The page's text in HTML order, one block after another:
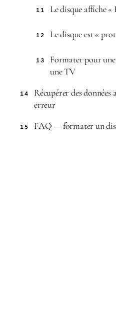
11 Le disque affiche «
12 Le disque est «
13
Formater pour
une TV
14
Récupérer des
erreur
15 FAQ — formater un